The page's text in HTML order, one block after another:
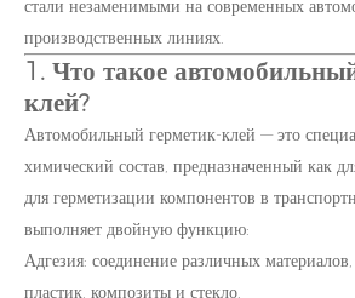
стали незаменимыми на современных
производственных линиях.
1. Что такое
клей?
Автомобильный герметик-клей — это
химический состав, предназначенный как
для герметизации компонентов в
выполняет двойную функцию:
Адгезия: соединение различных
пластик, композиты и стекло.